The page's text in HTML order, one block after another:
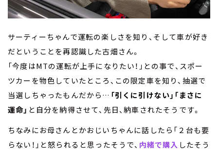
サーティーちゃんで運転の楽しさを知り、そして車が好き
だということを再認識した古畑さん。
「今度はMTの運転が上手になりたい！」との事で、スポー
ツカーを物色していたところ、この限定車を知り、抽選で
当選しちゃったもんだから… 「引くに引けない」「まさに
運命」 と自分を納得させて、先日、納車されたそうです。
ちなみにお母さんとかおじいちゃんに話したら「２台も要
らない！」と怒られると思ったそうで、 内緒で購入 したそう